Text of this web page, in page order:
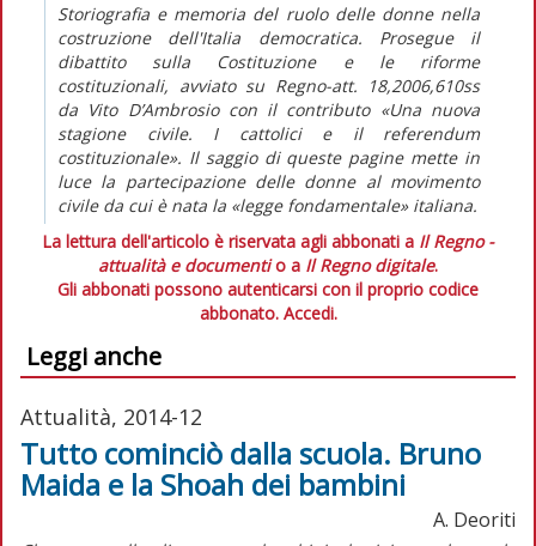
Storiografia e memoria del ruolo delle donne nella
costruzione dell'Italia democratica. Prosegue il
dibattito sulla Costituzione e le riforme
costituzionali, avviato su Regno-att. 18,2006,610ss
da Vito D’Ambrosio con il contributo «Una nuova
stagione civile. I cattolici e il referendum
costituzionale». Il saggio di queste pagine mette in
luce la partecipazione delle donne al movimento
civile da cui è nata la «legge fondamentale» italiana.
La lettura dell'articolo è riservata agli abbonati a Il Regno -
attualità e documentio a Il Regno digitale.
Gli abbonati possono autenticarsi con il proprio codice
abbonato. Accedi.
Leggi anche
Attualità, 2014-12
Tutto cominciò dalla scuola. Bruno
Maida e la Shoah dei bambini
A. Deoriti